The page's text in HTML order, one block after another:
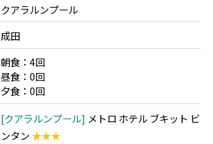
クアラルンプール
成田
朝食：4回
昼食：0回
夕食：0回
クアラルンプール メトロ ホテル ブキット ビ
ンタン★★★